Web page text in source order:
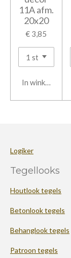
11A afm.
20x20
€ 3,85
In winkelwagen
Logiker
Tegellooks
Houtlook tegels
Betonlook tegels
Behanglook tegels
Patroon tegels